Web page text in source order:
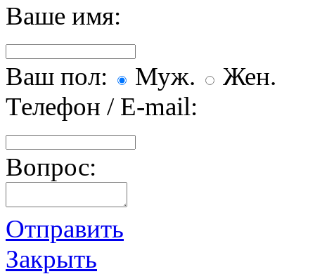
Ваше имя:
Ваш пол: Муж.
Жен.
Телефон / E-mail:
Вопрос:
Отправить
Закрыть